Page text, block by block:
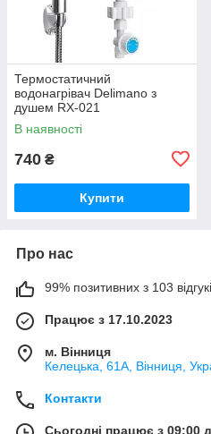
Термостатичний
водонагрівач Delimano з
душем RX-021
В наявності
740 ₴
Купити
Про нас
99% позитивних з 103
Працює з 17.10.2023
м. Вінниця
Келецька, 61А, Вінниця,
Контакти
Сьогодні працює з 09:00